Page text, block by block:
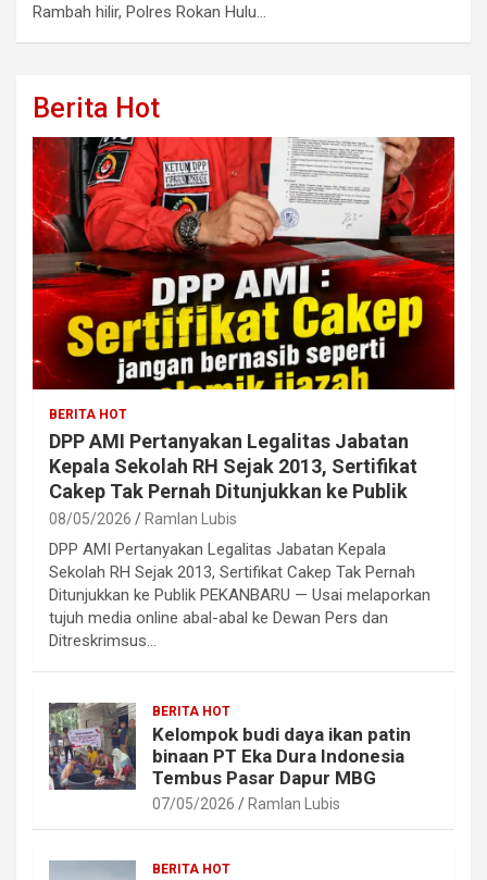
Rambah hilir, Polres Rokan Hulu…
Berita Hot
BERITA HOT
DPP AMI Pertanyakan Legalitas Jabatan
Kepala Sekolah RH Sejak 2013, Sertifikat
Cakep Tak Pernah Ditunjukkan ke Publik
08/05/2026 Ramlan Lubis
DPP AMI Pertanyakan Legalitas Jabatan Kepala
Sekolah RH Sejak 2013, Sertifikat Cakep Tak Pernah
Ditunjukkan ke Publik PEKANBARU — Usai melaporkan
tujuh media online abal-abal ke Dewan Pers dan
Ditreskrimsus…
BERITA HOT
Kelompok budi daya ikan patin
binaan PT Eka Dura Indonesia
Tembus Pasar Dapur MBG
07/05/2026 Ramlan Lubis
BERITA HOT